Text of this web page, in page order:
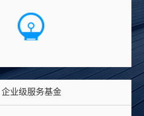
企业级服务基金